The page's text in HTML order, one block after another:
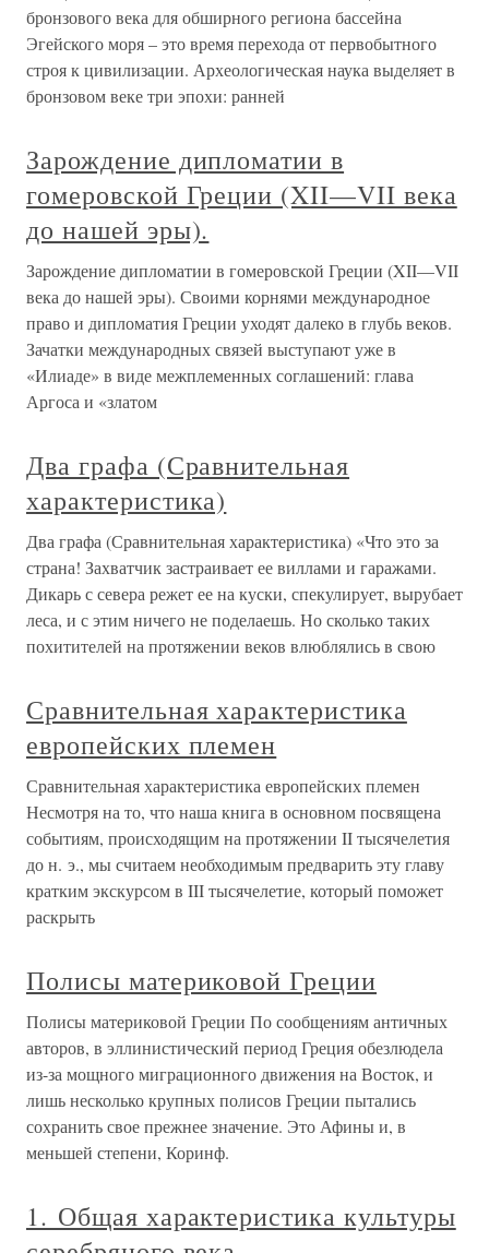
бронзового века для обширного региона бассейна
Эгейского моря – это время перехода от первобытного
строя к цивилизации. Археологическая наука выделяет в
бронзовом веке три эпохи: ранней
Зарождение дипломатии в
гомеровской Греции (XII—VII века
до нашей эры).
Зарождение дипломатии в гомеровской Греции (XII—VII
века до нашей эры). Своими корнями международное
право и дипломатия Греции уходят далеко в глубь веков.
Зачатки международных связей выступают уже в
«Илиаде» в виде межплеменных соглашений: глава
Аргоса и «златом
Два графа (Сравнительная
характеристика)
Два графа (Сравнительная характеристика) «Что это за
страна! Захватчик застраивает ее виллами и гаражами.
Дикарь с севера режет ее на куски, спекулирует, вырубает
леса, и с этим ничего не поделаешь. Но сколько таких
похитителей на протяжении веков влюблялись в свою
Сравнительная характеристика
европейских племен
Сравнительная характеристика европейских племен
Несмотря на то, что наша книга в основном посвящена
событиям, происходящим на протяжении II тысячелетия
до н. э., мы считаем необходимым предварить эту главу
кратким экскурсом в III тысячелетие, который поможет
раскрыть
Полисы материковой Греции
Полисы материковой Греции По сообщениям античных
авторов, в эллинистический период Греция обезлюдела
из-за мощного миграционного движения на Восток, и
лишь несколько крупных полисов Греции пытались
сохранить свое прежнее значение. Это Афины и, в
меньшей степени, Коринф.
1. Общая характеристика культуры